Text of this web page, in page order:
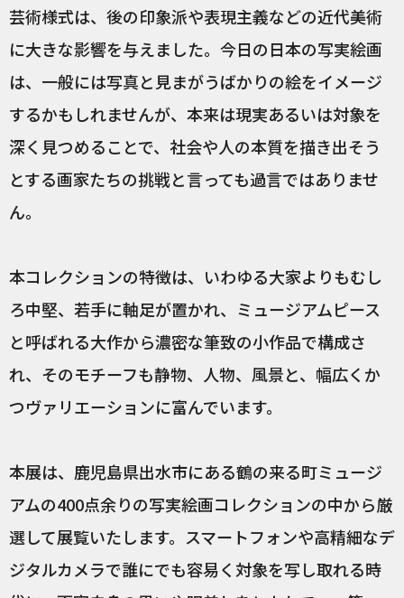
芸術様式は、後の印象派や表現主義などの近代美術
に大きな影響を与えました。今日の日本の写実絵画
は、一般には写真と見まがうばかりの絵をイメージ
するかもしれませんが、本来は現実あるいは対象を
深く見つめることで、社会や人の本質を描き出そう
とする画家たちの挑戦と言っても過言ではありませ
ん。
本コレクションの特徴は、いわゆる大家よりもむし
ろ中堅、若手に軸足が置かれ、ミュージアムピース
と呼ばれる大作から濃密な筆致の小作品で構成さ
れ、そのモチーフも静物、人物、風景と、幅広くか
つヴァリエーションに富んでいます。
本展は、鹿児島県出水市にある鶴の来る町ミュージ
アムの400点余りの写実絵画コレクションの中から厳
選して展覧いたします。スマートフォンや高精細なデ
ジタルカメラで誰にでも容易く対象を写し取れる時